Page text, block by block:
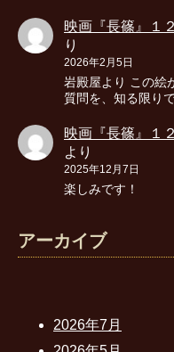
映画『長篠』１
り
2026年2月5日
岩殿屋より この絵
質問を、知る限り
映画『長篠』１
より
2025年12月7日
楽しみです！
アーカイブ
2026年7月